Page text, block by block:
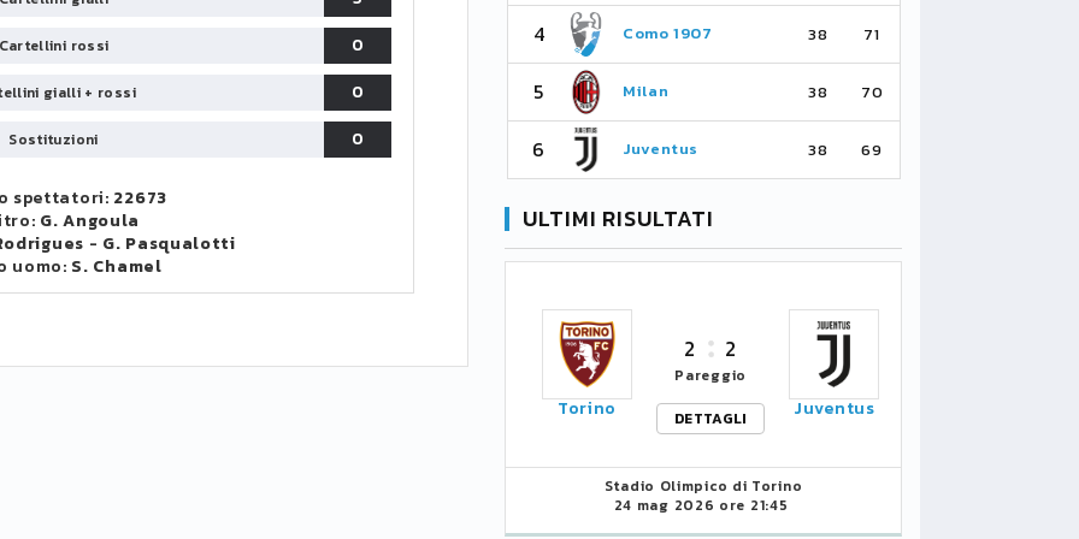
Cartellini rossi
0
gialli + rossi
0
Sostituzioni 0
spettatori: 22673
G. Angoula
- G. Pasqualotti
uomo: S. Chamel
53
38
5
4 Como 1907 38 71
5 Milan 38 70
6 Juventus 38 69
ULTIMI RISULTATI
Torino
2 2
Pareggio
DETTAGLI
Juventus
Stadio Olimpico di Torino
24 mag 2026 ore 21:45